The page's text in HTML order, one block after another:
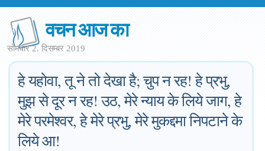
वचन आज का
सोमवार 2. दिसम्बर 2019
हे यहोवा, तू ने तो देखा है; चुप न रह! हे प्रभु,
मुझ से दूर न रह! उठ, मेरे न्याय के लिये जाग, हे
मेरे परमेश्वर, हे मेरे प्रभु, मेरे मुकद्दमा निपटाने के
लिये आ!